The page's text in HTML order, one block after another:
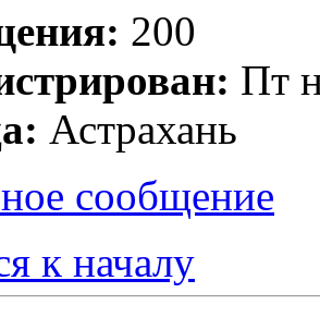
200
Пт
Астрахань
сообщение
к началу